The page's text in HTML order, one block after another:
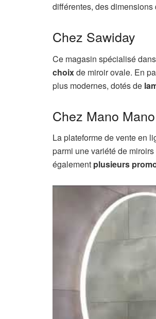
différentes, des
Chez Sawiday
Ce magasin spécialisé
choixde miroir ovale. En
plus modernes, dotés de
Chez Mano Mano
La plateforme de vente en
parmi une variété de
également plusieurs